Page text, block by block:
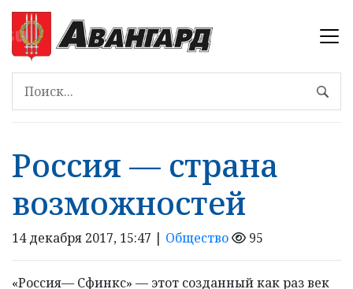
Россия — страна
возможностей
14 декабря 2017, 15:47 | Общество 95
«Россия— Сфинкс» — этот созданный как раз век